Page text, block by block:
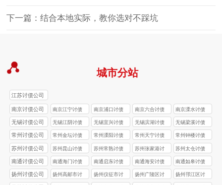
下一篇：结合本地实际，教你选对不踩坑
城市分站
江苏讨债公司
南京讨债公司
南京江宁讨债
公司
南京浦口讨债
公司
南京六合讨债
公司
南京溧水讨债
公司
无锡讨债公司
无锡江阴讨债
公司
无锡宜兴讨债
公司
无锡滨湖讨债
公司
无锡梁溪讨债
公司
常州讨债公司
常州金坛讨债
公司
常州溧阳讨债
公司
常州天宁讨债
公司
常州钟楼讨债
公司
苏州讨债公司
苏州昆山讨债
公司
苏州常熟讨债
公司
苏州张家港讨
债公司
苏州太仓讨债
公司
南通讨债公司
南通海门讨债
公司
南通启东讨债
公司
南通海安讨债
公司
南通如皋讨债
公司
扬州讨债公司
扬州高邮市讨
扬州仪征市讨
扬州广陵区讨
扬州邗江区讨